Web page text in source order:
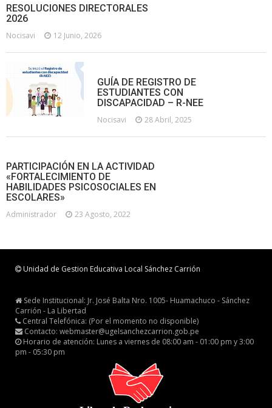
RESOLUCIONES DIRECTORALES
2026
Nocisavi 12 Junio, 2026
GUÍA DE REGISTRO DE
ESTUDIANTES CON
DISCAPACIDAD – R-NEE
Nocisavi 28 Abril, 2025
PARTICIPACIÓN EN LA ACTIVIDAD
«FORTALECIMIENTO DE
HABILIDADES PSICOSOCIALES EN
ESCOLARES»
Administrador 23 Agosto, 2022
Unidad de Gestion Educativa Local Sánchez Carrión
Sede Institucional: Jr. José Balta Nro. 1005- Huamachuco - Sánchez
Carrión - La Libertad
Central Telefónica: (Por el momento no disponible)
Contacto: webmaster@ugelsanchezcarrion.gob.pe
Horario de atención: Lunes a viernes de 08:00 am - 01:00 pm y 3:00
pm - 05:30 pm